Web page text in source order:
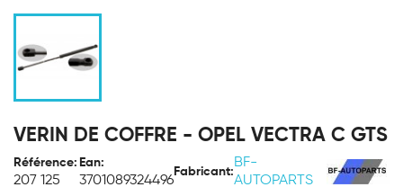
VERIN DE COFFRE - OPEL VECTRA C GTS
Référence:
207 125
Ean:
3701089324496
Fabricant:
BF-
AUTOPARTS